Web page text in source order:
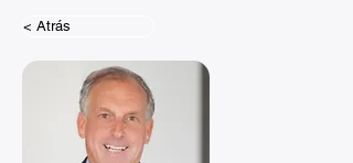
< Atrás